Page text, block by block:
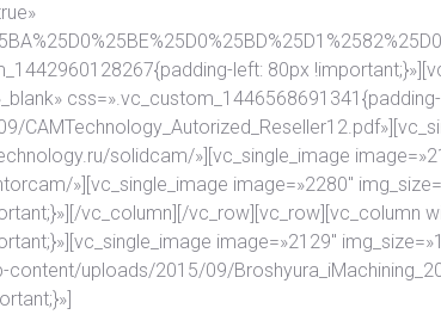
left: 80px
solidcam/»][vc_single_image
»][vc_single_image image=»2280″
vc_column][/vc_row][vc_row][vc_column
image=»2129″
content/uploads/2015/09/